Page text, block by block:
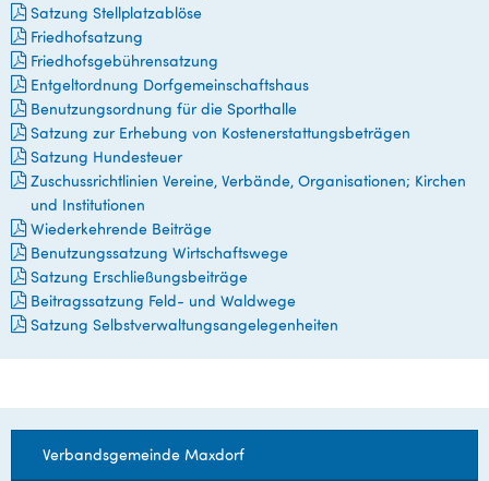
Satzung Stellplatzablöse
Friedhofsatzung
Friedhofsgebührensatzung
Entgeltordnung Dorfgemeinschaftshaus
Benutzungsordnung für die Sporthalle
Satzung zur Erhebung von Kostenerstattungsbeträgen
Satzung Hundesteuer
Zuschussrichtlinien Vereine, Verbände, Organisationen; Kirchen
und Institutionen
Wiederkehrende Beiträge
Benutzungssatzung Wirtschaftswege
Satzung Erschließungsbeiträge
Beitragssatzung Feld- und Waldwege
Satzung Selbstverwaltungsangelegenheiten
Verbandsgemeinde Maxdorf